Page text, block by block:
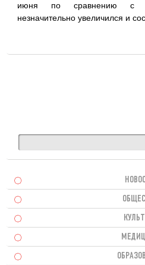
июня по сравнению с
незначительно увеличился и